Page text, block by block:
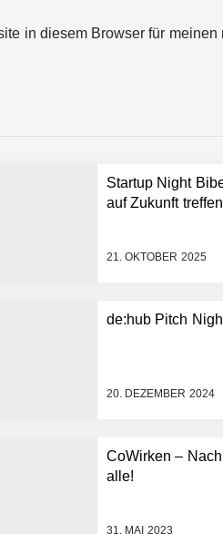
in diesem Browser für
Startup Night
auf Zukunft
21. OKTOBER 2025
de:hub Pitch
20. DEZEMBER 2024
CoWirken –
alle!
31. MAI 2023
in Minuten statt Wochen: